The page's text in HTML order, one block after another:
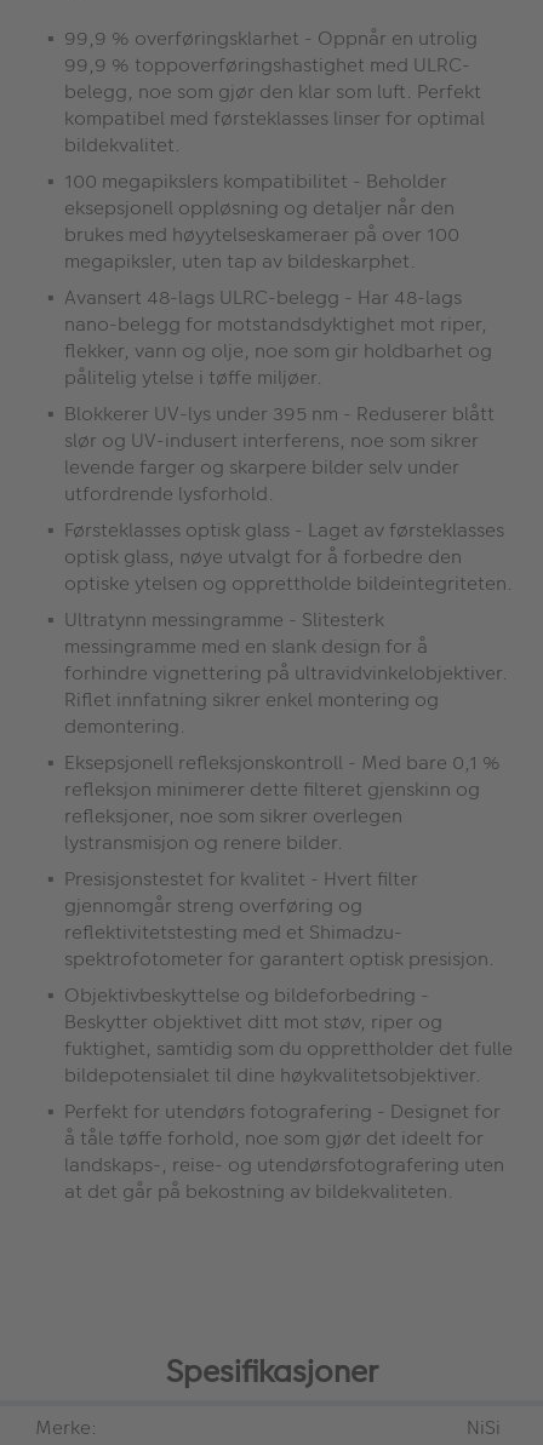
99,9 % overføringsklarhet - Oppnår en utrolig
99,9 % toppoverføringshastighet med ULRC-
belegg, noe som gjør den klar som luft. Perfekt
kompatibel med førsteklasses linser for optimal
bildekvalitet.
100 megapikslers kompatibilitet - Beholder
eksepsjonell oppløsning og detaljer når den
brukes med høyytelseskameraer på over 100
megapiksler, uten tap av bildeskarphet.
Avansert 48-lags ULRC-belegg - Har 48-lags
nano-belegg for motstandsdyktighet mot riper,
flekker, vann og olje, noe som gir holdbarhet og
pålitelig ytelse i tøffe miljøer.
Blokkerer UV-lys under 395 nm - Reduserer blått
slør og UV-indusert interferens, noe som sikrer
levende farger og skarpere bilder selv under
utfordrende lysforhold.
Førsteklasses optisk glass - Laget av førsteklasses
optisk glass, nøye utvalgt for å forbedre den
optiske ytelsen og opprettholde bildeintegriteten.
Ultratynn messingramme - Slitesterk
messingramme med en slank design for å
forhindre vignettering på ultravidvinkelobjektiver.
Riflet innfatning sikrer enkel montering og
demontering.
Eksepsjonell refleksjonskontroll - Med bare 0,1 %
refleksjon minimerer dette filteret gjenskinn og
refleksjoner, noe som sikrer overlegen
lystransmisjon og renere bilder.
Presisjonstestet for kvalitet - Hvert filter
gjennomgår streng overføring og
reflektivitetstesting med et Shimadzu-
spektrofotometer for garantert optisk presisjon.
Objektivbeskyttelse og bildeforbedring -
Beskytter objektivet ditt mot støv, riper og
fuktighet, samtidig som du opprettholder det fulle
bildepotensialet til dine høykvalitetsobjektiver.
Perfekt for utendørs fotografering - Designet for
å tåle tøffe forhold, noe som gjør det ideelt for
landskaps-, reise- og utendørsfotografering uten
at det går på bekostning av bildekvaliteten.
Spesifikasjoner
Merke:
NiSi